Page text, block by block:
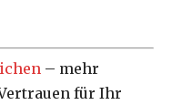
– mehr
für Ihr